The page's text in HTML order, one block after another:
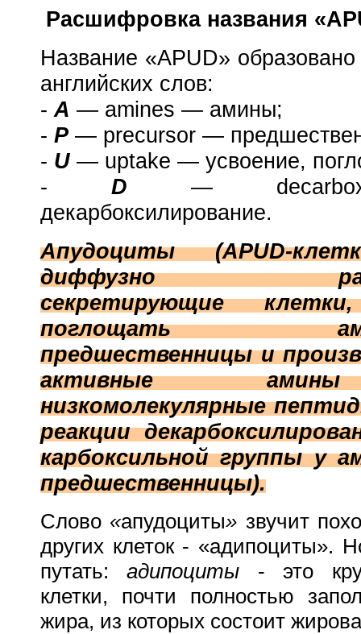
Расшифровка названия
Название «APUD» образовано
английских слов:
- А — amines — амины;
- P — precursor —
- U — uptake — усвоение,
- D —
декарбоксилирование.
Апудоциты (APUD-
диффузно
секретирующие
поглощать
предшественницы и
активные
низкомолекулярные
реакции
карбоксильной группы у
предшественницы).
Слово «апудоциты» звучит
других клеток - «адипоциты».
путать:адипоциты - это
клетки, почти полностью
жира, из которых состоит